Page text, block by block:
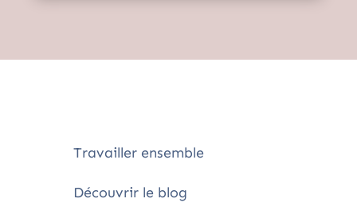
Travailler ensemble
Découvrir le blog